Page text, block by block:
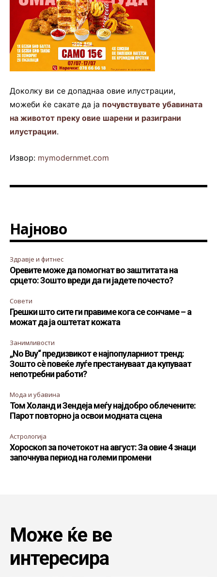
Доколку ви се допаднаа овие илустрации,
можеби ќе сакате да ја почувствувате убавината
на животот преку овие шарени и разиграни
илустрации.
Извор: mymodernmet.com
Најново
Здравје и фитнес
Оревите може да помогнат во заштитата на
срцето: Зошто вреди да ги јадете почесто?
Совети
Грешки што сите ги правиме кога се сончаме – а
можат да ја оштетат кожата
Занимливости
„No Buy“ предизвикот е најпопуларниот тренд:
Зошто сè повеќе луѓе престануваат да купуваат
непотребни работи?
Мода и убавина
Том Холанд и Зендеја меѓу најдобро облечените:
Парот повторно ја освои модната сцена
Астрологија
Хороскоп за почетокот на август: За овие 4 знаци
започнува период на големи промени
Може ќе ве
интересира